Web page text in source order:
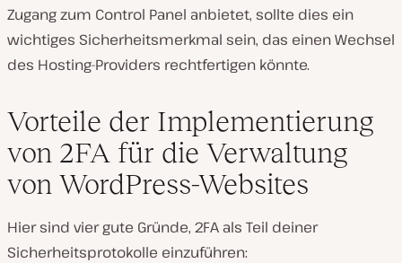
Zugang zum Control Panel anbietet, sollte dies ein
wichtiges Sicherheitsmerkmal sein, das einen Wechsel
des Hosting-Providers rechtfertigen könnte.
Vorteile der Implementierung
von 2FA für die Verwaltung
von WordPress-Websites
Hier sind vier gute Gründe, 2FA als Teil deiner
Sicherheitsprotokolle einzuführen: